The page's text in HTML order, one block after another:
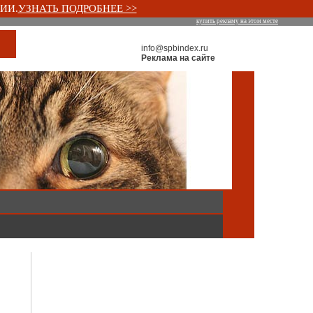
УЗНАТЬ ПОДРОБНЕЕ >>
купить рекламу на этом месте
info@spbindex.ru
Реклама на сайте